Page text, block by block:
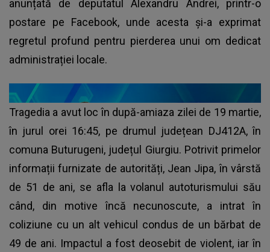
anunțată de deputatul Alexandru Andrei, printr-o
postare pe Facebook, unde acesta și-a exprimat
regretul profund pentru pierderea unui om dedicat
administrației locale.
Tragedia a avut loc în după-amiaza zilei de 19 martie,
în jurul orei 16:45, pe drumul județean DJ412A, în
comuna Buturugeni, județul Giurgiu. Potrivit primelor
informații furnizate de autorități, Jean Jipa, în vârstă
de 51 de ani, se afla la volanul autoturismului său
când, din motive încă necunoscute, a intrat în
coliziune cu un alt vehicul condus de un bărbat de
49 de ani. Impactul a fost deosebit de violent, iar în